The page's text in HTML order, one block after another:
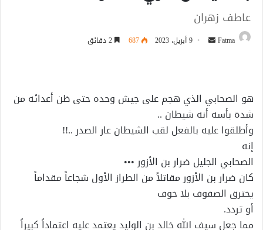
عاطف زهران
Fatma
أرسل 9 أبريل، 2023 687
هو الصحابي الذي هجم على جيش وحده حتى ظن أعدائه من
شدة بأسه أنه شيطان ..
وأطلقوا عليه بالفعل لقب الشيطان عار الصدر ..!!
إنه
الصحابي الجليل ضرار بن الأزور •••
كان ضرار بن الأزور مقاتلاً من الطراز الأول شجاعاً مقداماً
يخترق الصفوف بلا خوف
أو تردد.
مما جعل سيف الله خالد بن الوليد يعتمد عليه اعتماداً كبيراً